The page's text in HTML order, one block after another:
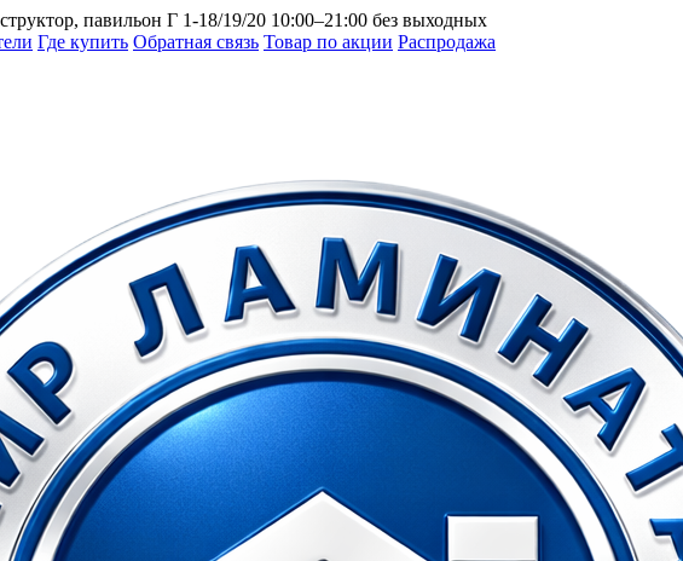
павильон Г 1-18/19/20 10:00–21:00 без выходных
Где купить Обратная связь Товар по акции Распродажа